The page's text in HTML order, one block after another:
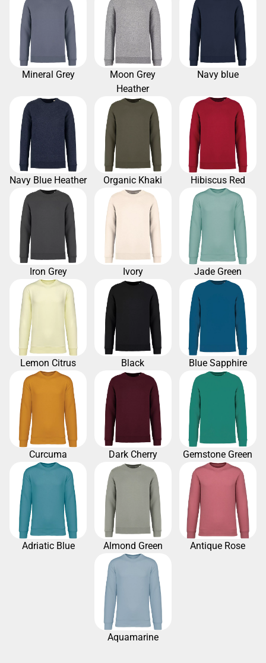
Mineral Grey
Moon Grey
Heather
Navy blue
Navy Blue Heather Organic Khaki Hibiscus Red
Iron Grey Ivory Jade Green
Lemon Citrus Black Blue Sapphire
Curcuma Dark Cherry Gemstone Green
Adriatic Blue Almond Green Antique Rose
Aquamarine